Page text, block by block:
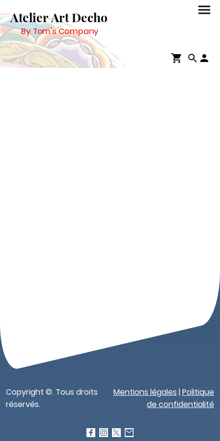
Atelier Art Decho
By Tom's Company
Copyright ©. Tous droits
réservés.
Mentions légales |Politique
de confidentialité